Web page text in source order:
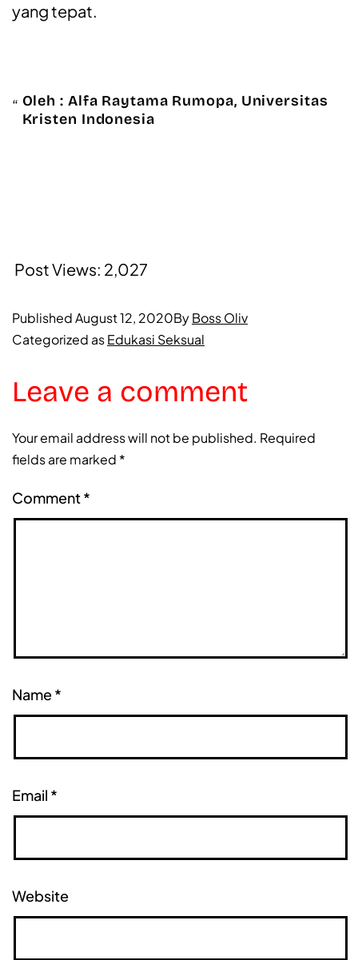
yang tepat.
Oleh : Alfa Raytama Rumopa, Universitas
Kristen Indonesia
Post Views: 2,027
PublishedAugust 12, 2020ByBoss Oliv
Categorized asEdukasi Seksual
Leave a comment
Your email address will not be published. Required
fields are marked *
Comment*
Name*
Email *
Website